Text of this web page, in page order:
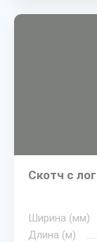
Скотч с
Ширина (мм)
Длина (м)